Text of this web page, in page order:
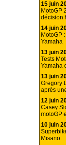
15 juin
MotoGP
décision
14 juin
MotoGP
Yamaha
13 juin
Tests
Yamaha
13 juin
Gregory
après
12 juin
Casey
motoGP
10 juin
Misano.